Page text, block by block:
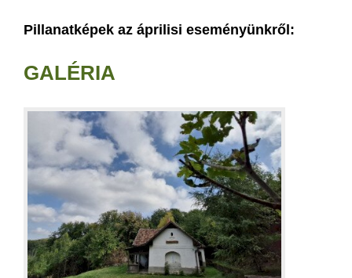
Pillanatképek az áprilisi eseményünkről:
GALÉRIA